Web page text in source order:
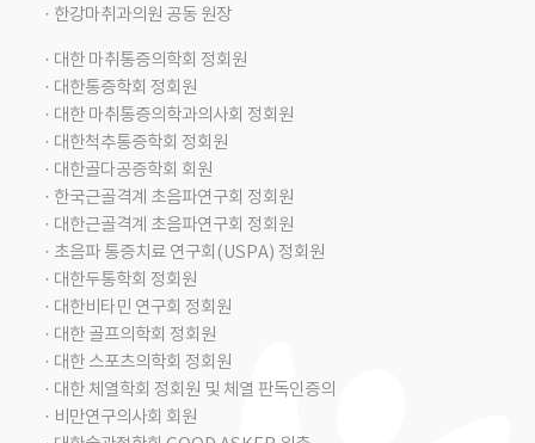
· 한강마취과의원 공동 원장
· 대한 마취통증의학회 정회원
· 대한통증학회 정회원
· 대한 마취통증의학과의사회 정회원
· 대한척추통증학회 정회원
· 대한골다공증학회 회원
· 한국근골격계 초음파연구회 정회원
· 대한근골격계 초음파연구회 정회원
· 초음파 통증치료 연구회(USPA) 정회원
· 대한두통학회 정회원
· 대한비타민 연구회 정회원
· 대한 골프의학회 정회원
· 대한 스포츠의학회 정회원
· 대한 체열학회 정회원 및 체열 판독인증의
· 비만연구의사회 회원